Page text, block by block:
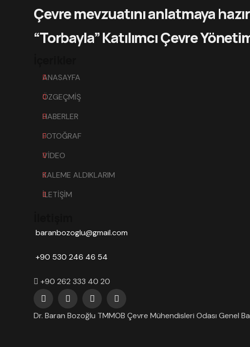
Çevre mevzuatını anlatmaya
“Torbayla” Katılımcı Çevre
ANASAYFA
ÖZGEÇMİŞ
HABERLER
FOTOĞRAF
VİDEO
KALEME ALDIKLARIM
İLETİŞİM
baranbozoglu@gmail.com
+90 530 246 46 54
+90 262 333 40 20
Dr. Baran Bozoğlu TMMOB Çevre Mühendisleri Odası Genel